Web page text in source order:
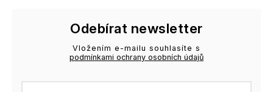
Odebírat newsletter
Vložením e-mailu souhlasíte s
podmínkami ochrany osobních údajů